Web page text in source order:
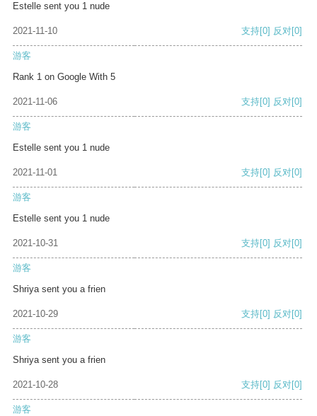
Estelle sent you 1 nude
2021-11-10 支持[0] 反对[0]
游客
Rank 1 on Google With 5
2021-11-06 支持[0] 反对[0]
游客
Estelle sent you 1 nude
2021-11-01 支持[0] 反对[0]
游客
Estelle sent you 1 nude
2021-10-31 支持[0] 反对[0]
游客
Shriya sent you a frien
2021-10-29 支持[0] 反对[0]
游客
Shriya sent you a frien
2021-10-28 支持[0] 反对[0]
游客